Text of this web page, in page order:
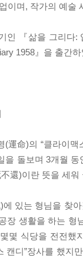
이며, 작가의 예술
인 『삶을 그리다
1958』을 출간
(運命)의 “클라이
을 돌보며 3개월
還)이란 뜻을 세
있는 형님을 찾
장 생활을 하는
몇 식당을 전전했
캔디”장사를 했